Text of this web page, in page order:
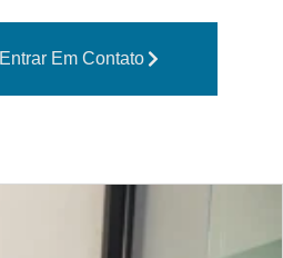
Entrar Em Contato